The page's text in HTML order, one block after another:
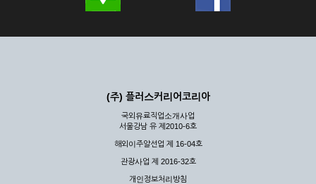
제3장 권리 및 의무
공할 수 있도록 최선의 노력을 다하여야 합니다.
게 누설, 배포하여서는 안됩니다. 다만, 관계법령에 의하여 국가
기관 등의 합법적인 요구가 있는 경우에는 해당 되지 않습니다.
③ 회사는 이용자로부터 제기되는 의견이나 불만이 정당하다고
인정할 경우에는 즉시 처리하여야 하며, 즉시 처리가 곤란한 경
우 그 처리를 위해 노력해야 합니다.
(주) 플러스커리어코리아
국외유료직업소개사업
서울강남 유 제2010-6호
해외이주알선업 제 16-04호
관광사업 제 2016-32호
개인정보처리방침